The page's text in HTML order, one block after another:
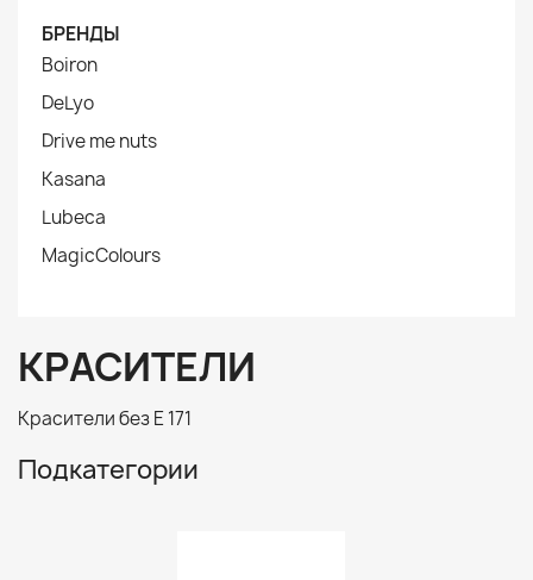
БРЕНДЫ
Boiron
DeLyo
Drive me nuts
Kasana
Lubeca
MagicColours
КРАСИТЕЛИ
Красители без E 171
Подкатегории